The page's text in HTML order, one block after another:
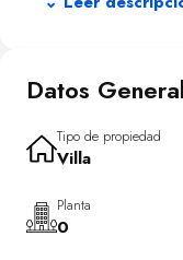
Las villas destacan
mediterráneo. Las
cercanía al mar, a
marina y disfrutar de
El interior está
modernidad y confort.
Datos
Tipo de propiedad
Villa
Planta
0